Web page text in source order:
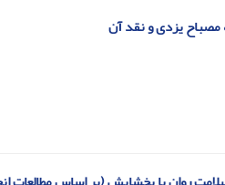
مصباح یزدی و نقد آن